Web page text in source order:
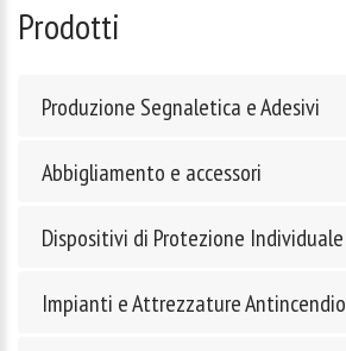
Prodotti
Produzione Segnaletica e Adesivi
Abbigliamento e accessori
Dispositivi di Protezione Individuale
Impianti e Attrezzature Antincendio